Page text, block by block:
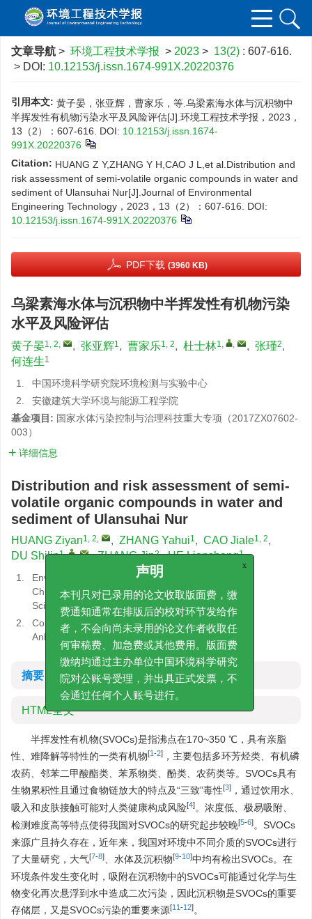
文章导航 > 环境工程技术学报 > 2023 > 13(2) : 607-616.
> DOI: 10.12153/j.issn.1674-991X.20220376
引用本文: 黄子晏，张亚辉，曹家乐，等.乌梁素海水体与沉积物中
半挥发性有机物污染水平及风险评估[J].环境工程技术学报，2023，
13（2）：607-616.
DOI: 10.12153/j.issn.1674-
991X.20220376
Citation: HUANG Z Y,ZHANG Y H,CAO J L,et al.Distribution and
risk assessment of semi-volatile organic compounds in water and
sediment of Ulansuhai Nur[J].Journal of Environmental
Engineering Technology，2023，13（2）：607-616.
DOI:
10.12153/j.issn.1674-991X.20220376
PDF下载 (3960 KB)
乌梁素海水体与沉积物中半挥发性有机物污染
水平及风险评估
黄子晏1, 2, , 张亚辉1, 曹家乐1, 2, 杜士林1, , , 张瑾2,
何连生1
1.
中国环境科学研究院环境检测与实验中心
2.
安徽建筑大学环境与能源工程学院
基金项目: 国家水体污染控制与治理科技重大专项（2017ZX07602-
003）
详细信息
Distribution and risk assessment of semi-
volatile organic compounds in water and
sediment of Ulansuhai Nur
HUANG Ziyan1, 2, , ZHANG Yahui1, CAO Jiale1, 2,
DU Shilin1, , , ZHANG Jin2, HE Liansheng1
1.
Environmental Analysis and Testing Laboratory,
Chinese Research Academy of Environmental
Sciences
2.
College of Environment and Energy Engineering,
Anhui Jianzhu University
摘要
HTML全文
半挥发性有机物(SVOCs)是指沸点在170~350 ℃，具有亲脂
性、难降解等特性的一类有机物[1-2] ，主要包括多环芳烃类、有机磷
农药、邻苯二甲酸酯类、苯系物类、酚类、农药类等。SVOCs具有
生物累积性且通过食物链放大的特点及“三致”毒性[3] ，通过饮用水、
吸入和皮肤接触可能对人类健康构成风险[4]。浓度低、极易吸附、
检测难度高等特点使得我国对SVOCs的研究起步较晚[5-6]。SVOCs
来源广且持久存在，近年来，我国对环境中不同介质的SVOCs进行
了大量研究，大气[7-8] 、水体及沉积物[9-10]中均有检出SVOCs。在
环境条件发生变化时，吸附在沉积物中的SVOCs可能通过化学与生
物变化再次悬浮到水中造成二次污染，因此沉积物是SVOCs的重要
存储层，又是SVOCs污染的重要来源[11-12]。
声明
本刊只对已录用的论文收取版面费，缴
费通知通常在排版后的校对环节发给作
者，不会向尚未录用的论文作者收取任
何审稿费、加急费或其他费用。版面费
缴纳均通过主办单位中国环境科学研究
院对公账号受理，并出具正式发票，不
会通过任何个人账号进行。